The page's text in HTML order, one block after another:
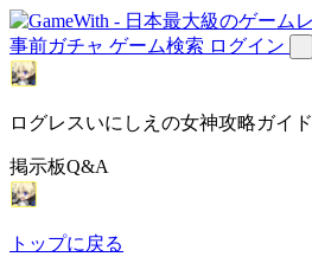
事前ガチャ ゲーム検索 ログイン
ログレスいにしえの女神攻略ガイド
掲示板Q&A
トップに戻る